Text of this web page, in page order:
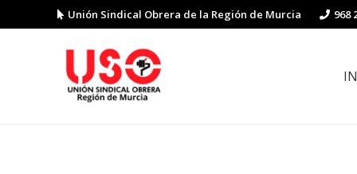
Unión Sindical Obrera de la Región de Murcia 968